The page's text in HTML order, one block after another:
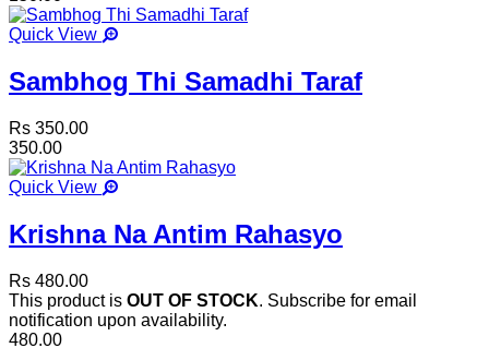
Quick View
Sambhog Thi Samadhi Taraf
Rs 350.00
350.00
Quick View
Krishna Na Antim Rahasyo
Rs 480.00
This product is OUT OF STOCK. Subscribe for email
notification upon availability.
480.00